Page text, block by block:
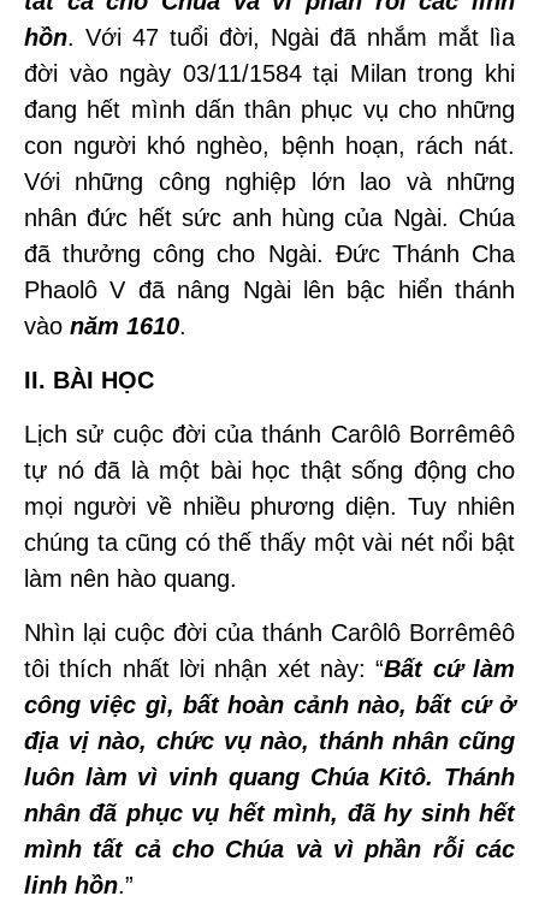
hồn. Với 47 tuổi đời, Ngài đã nhắm mắt lìa
đời vào ngày 03/11/1584 tại Milan trong khi
đang hết mình dấn thân phục vụ cho những
con người khó nghèo, bệnh hoạn, rách nát.
Với những công nghiệp lớn lao và những
nhân đức hết sức anh hùng của Ngài. Chúa
đã thưởng công cho Ngài. Ðức Thánh Cha
Phaolô V đã nâng Ngài lên bậc hiển thánh
vào năm 1610.
II. BÀI HỌC
Lịch sử cuộc đời của thánh Carôlô Borrêmêô
tự nó đã là một bài học thật sống động cho
mọi người về nhiều phương diện. Tuy nhiên
chúng ta cũng có thế thấy một vài nét nổi bật
làm nên hào quang.
Nhìn lại cuộc đời của thánh Carôlô Borrêmêô
tôi thích nhất lời nhận xét này: “Bất cứ làm
công việc gì, bất hoàn cảnh nào, bất cứ ở
địa vị nào, chức vụ nào, thánh nhân cũng
luôn làm vì vinh quang Chúa Kitô. Thánh
nhân đã phục vụ hết mình, đã hy sinh hết
mình tất cả cho Chúa và vì phần rỗi các
linh hồn.”